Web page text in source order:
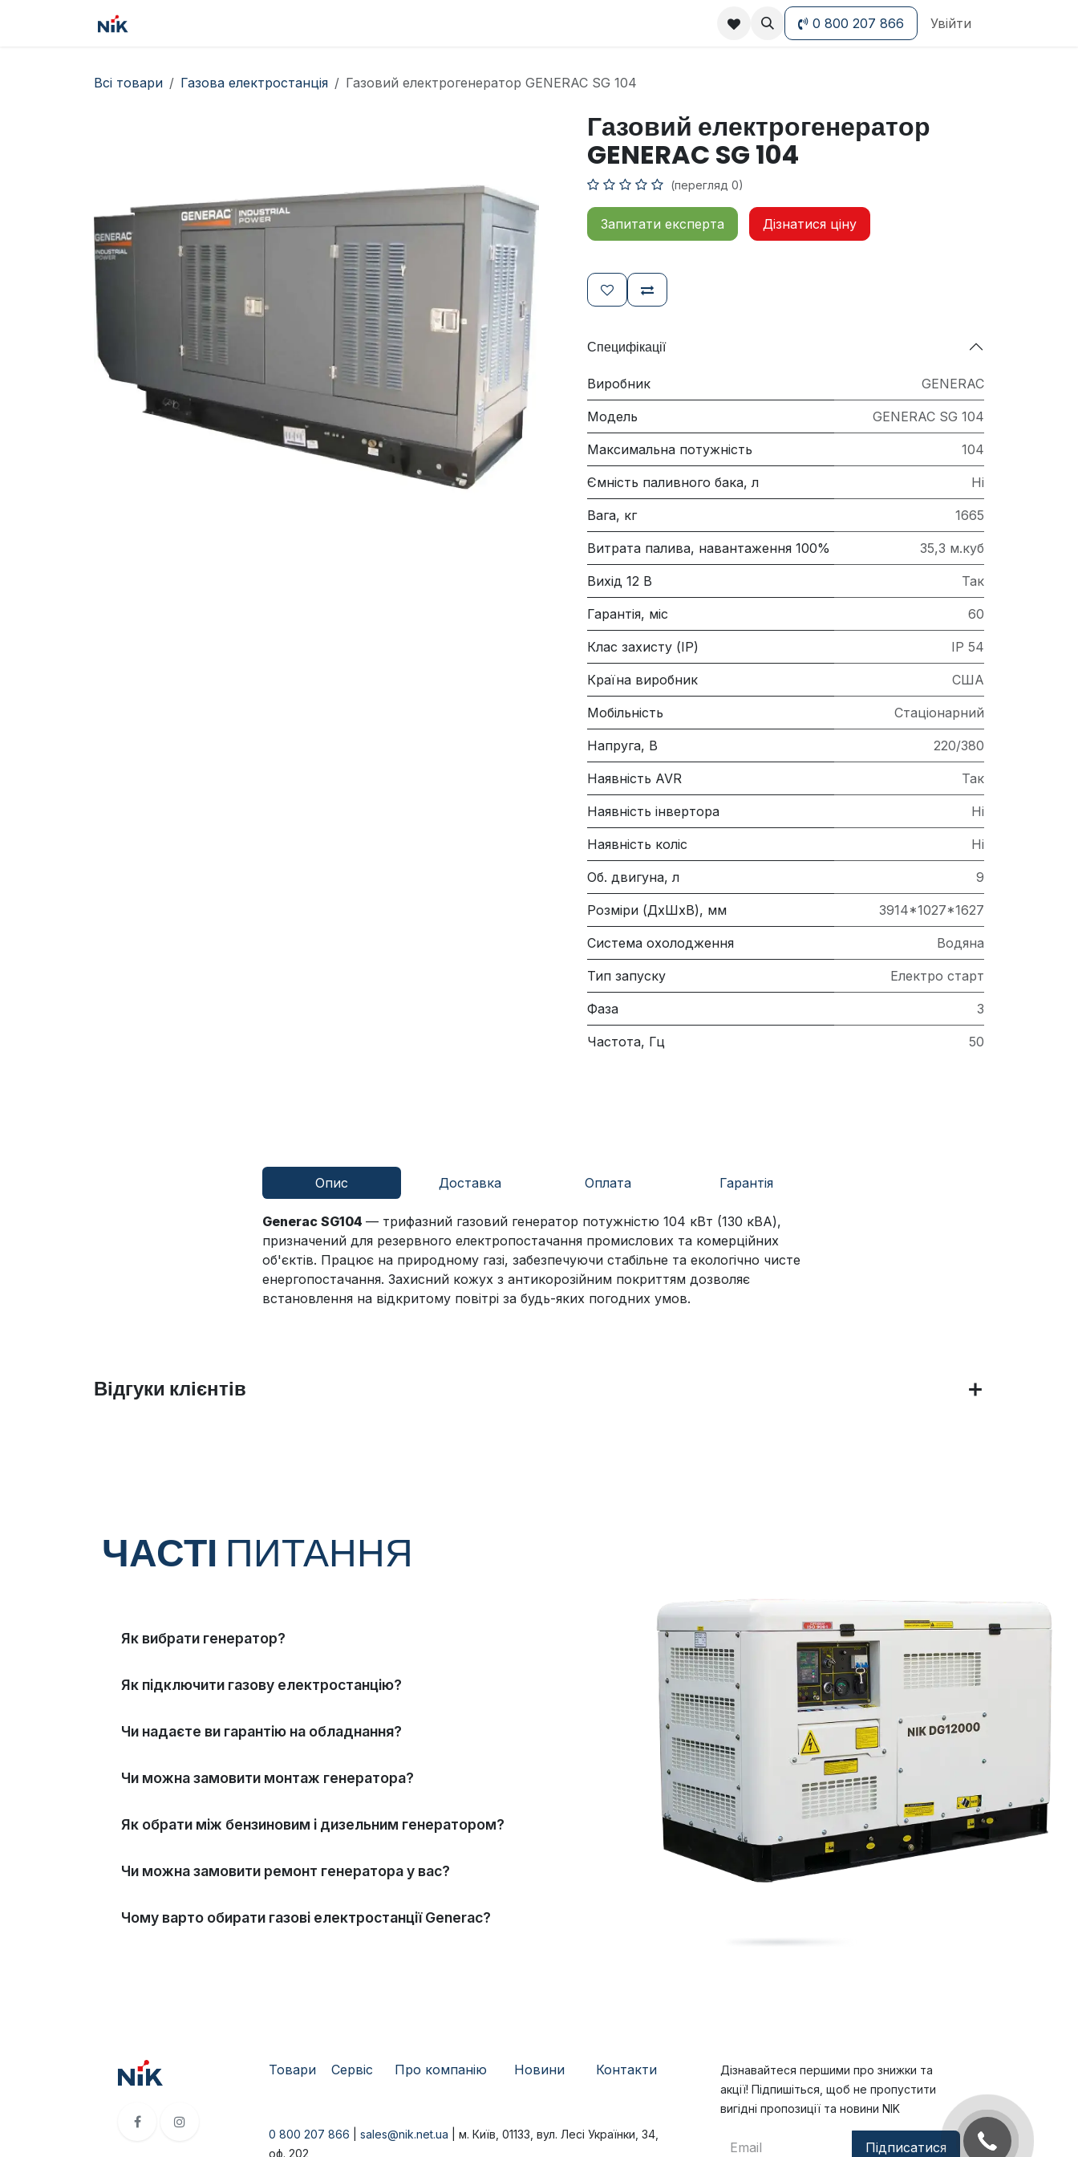
0 800 207 866 Увійти
Всі товари Газова електростанція Газовий електрогенератор GENERAC SG 104
Газовий електрогенератор
GENERAC SG 104
(перегляд 0)
Запитати експерта Дізнатися ціну
Специфікації
Виробник GENERAC
Модель GENERAC SG 104
Максимальна потужність 104
Ємність паливного бака, л Ні
Вага, кг 1665
Витрата палива, навантаження 100% 35,3 м.куб
Вихід 12 В Так
Гарантія, міс 60
Клас захисту (IP) IP 54
Країна виробник США
Мобільність Стаціонарний
Напруга, В 220/380
Наявність AVR Так
Наявність інвертора Ні
Наявність коліс Ні
Об. двигуна, л 9
Розміри (ДхШхВ), мм 3914*1027*1627
Система охолодження Водяна
Тип запуску Електро старт
Фаза 3
Частота, Гц 50
Опис Доставка Оплата Гарантія
Generac SG104 — трифазний газовий генератор потужністю 104 кВт (130 кВА),
призначений для резервного електропостачання промислових та комерційних
об'єктів. Працює на природному газі, забезпечуючи стабільне та екологічно чисте
енергопостачання. Захисний кожух з антикорозійним покриттям дозволяє
встановлення на відкритому повітрі за будь-яких погодних умов.
Відгуки клієнтів
ЧАСТІ ПИТАННЯ
Як вибрати генератор?
Як підключити газову електростанцію?
Чи надаєте ви гарантію на обладнання?
Чи можна замовити монтаж генератора?
Як обрати між бензиновим і дизельним генератором?
Чи можна замовити ремонт генератора у вас?
Чому варто обирати газові електростанції Generac?
Товари ​Сервіс Про компанію Новини Контакти
0 800 207 866 sales@nik.net.ua | м. Київ, 01133, вул. Лесі Українки, 34,
оф. 202
Дізнавайтеся першими про знижки та
акції! Підпишіться, щоб не пропустити
вигідні пропозиції та новини NIK
Підписатися